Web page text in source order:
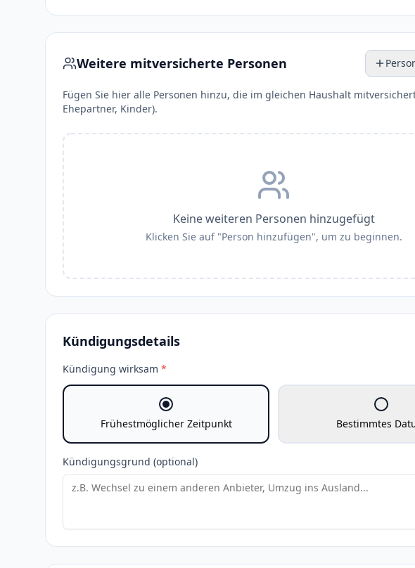
Weitere mitversicherte Personen
Fügen Sie hier alle Personen hinzu, die im gleichen Haushalt
Ehepartner, Kinder).
Keine weiteren Personen hinzugefügt
Klicken Sie auf "Person hinzufügen", um zu beginnen.
Kündigungsdetails
Kündigung wirksam *
Frühestmöglicher Zeitpunkt Bestimmtes
Kündigungsgrund (optional)